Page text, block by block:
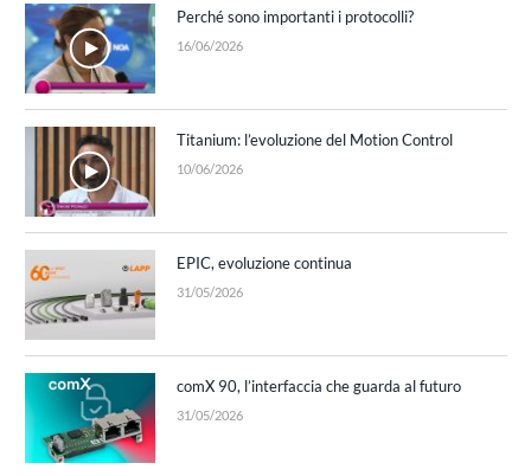
Perché sono importanti i protocolli?
16/06/2026
Titanium: l’evoluzione del Motion Control
10/06/2026
EPIC, evoluzione continua
31/05/2026
comX 90, l’interfaccia che guarda al futuro
31/05/2026